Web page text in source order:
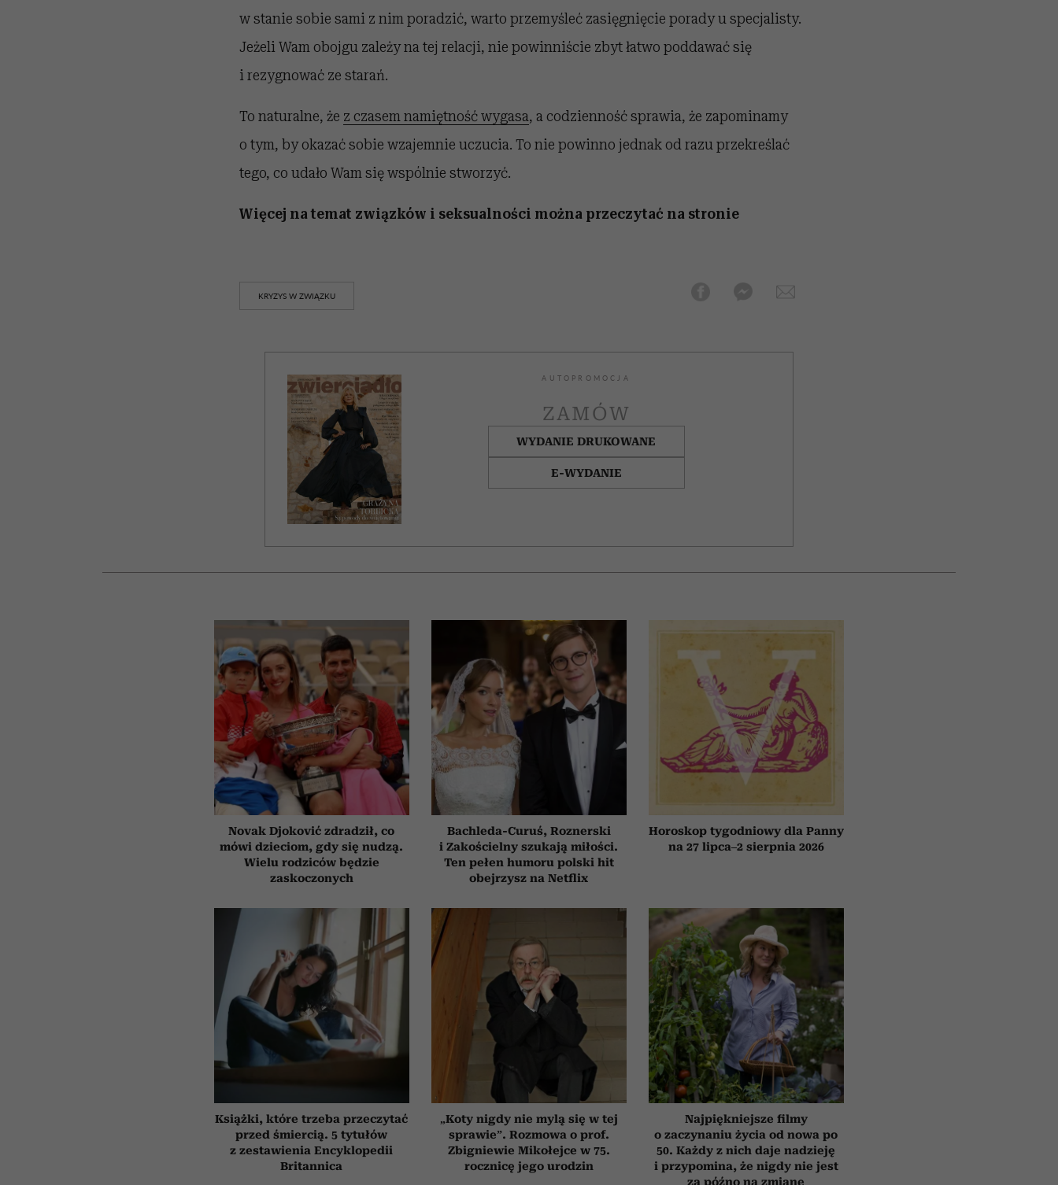
w stanie sobie sami z nim poradzić, warto przemyśleć zasięgnięcie porady u specjalisty.
Jeżeli Wam obojgu zależy na tej relacji, nie powinniście zbyt łatwo poddawać się
i rezygnować ze starań.
To naturalne, że z czasem namiętność wygasa, a codzienność sprawia, że zapominamy
o tym, by okazać sobie wzajemnie uczucia. To nie powinno jednak od razu przekreślać
tego, co udało Wam się wspólnie stworzyć.
Więcej na temat związków i seksualności można przeczytać na stronie
KRYZYS W ZWIĄZKU
AUTOPROMOCJA
ZAMÓW
WYDANIE DRUKOWANE
E-WYDANIE
Novak Djoković zdradził, co
mówi dzieciom, gdy się nudzą.
Wielu rodziców będzie
zaskoczonych
Bachleda-Curuś, Roznerski
i Zakościelny szukają miłości.
Ten pełen humoru polski hit
obejrzysz na Netflix
Horoskop tygodniowy dla Panny
na 27 lipca–2 sierpnia 2026
Książki, które trzeba przeczytać
przed śmiercią. 5 tytułów
z zestawienia Encyklopedii
Britannica
„Koty nigdy nie mylą się w tej
sprawie”. Rozmowa o prof.
Zbigniewie Mikołejce w 75.
rocznicę jego urodzin
Najpiękniejsze filmy
o zaczynaniu życia od nowa po
50. Każdy z nich daje nadzieję
i przypomina, że nigdy nie jest
za późno na zmianę